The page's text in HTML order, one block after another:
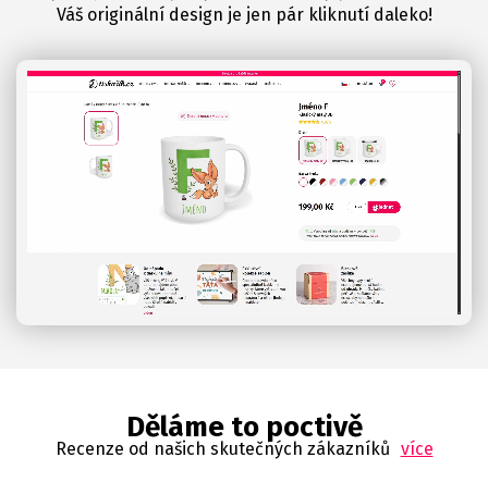
Váš originální design je jen pár kliknutí daleko!
Děláme to poctivě
Recenze od našich skutečných zákazníků více